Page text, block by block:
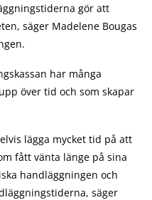
gör att
säger Madelene Bougas
har många
över tid och som skapar
lägga mycket tid på att
fått vänta länge på sina
handläggningen och
säger